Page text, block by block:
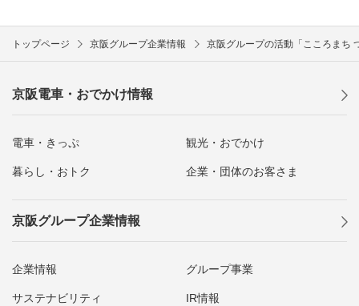
トップページ 京阪グループ企業情報 京阪グループの活動「こころまち
京阪電車・おでかけ情報
電車・きっぷ 観光・おでかけ
暮らし・おトク 企業・団体のお客さま
京阪グループ企業情報
企業情報 グループ事業
サステナビリティ IR情報